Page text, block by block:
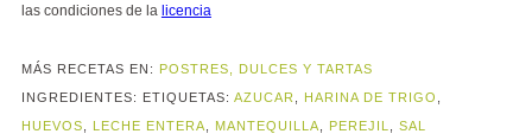
las condiciones de la licencia
MÁS RECETAS EN: POSTRES, DULCES Y TARTAS
INGREDIENTES: ETIQUETAS: AZUCAR HARINA DE TRIGO
HUEVOS
LECHE ENTERA MANTEQUILLA PEREJIL SAL